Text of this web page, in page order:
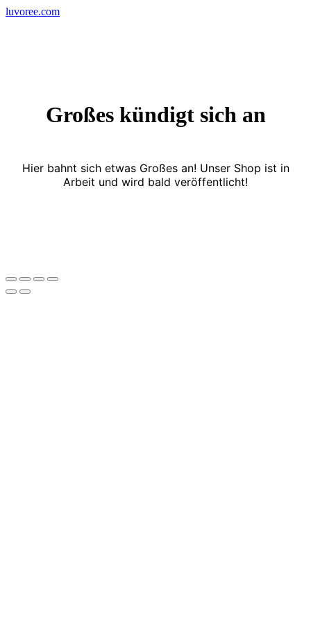
Skip
luvoree.com
Großes kündigt sich an
Hier bahnt sich etwas Großes an! Unser Shop ist in
Arbeit und wird bald veröffentlicht!